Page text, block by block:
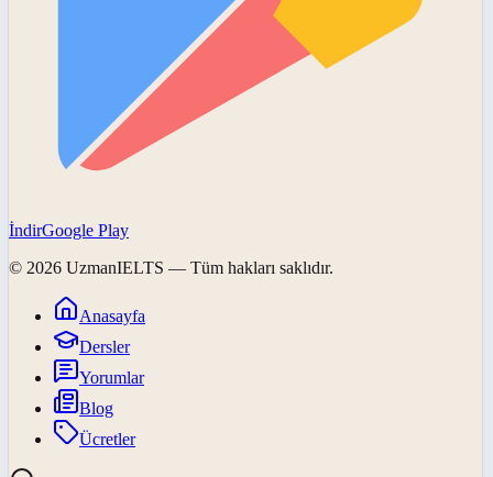
İndirGoogle Play
© 2026 UzmanIELTS — Tüm hakları saklıdır.
Anasayfa
Dersler
Yorumlar
Blog
Ücretler